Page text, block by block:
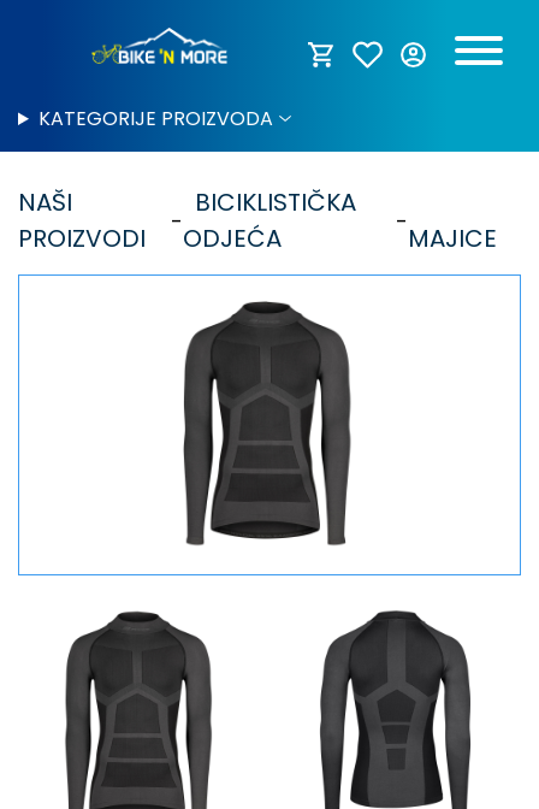
KATEGORIJE PROIZVODA
NAŠI
PROIZVODI
BICIKLISTIČKA
ODJEĆA
MAJICE